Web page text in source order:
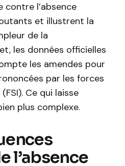
contre l’absence
et illustrent la
de la
les données officielles
les amendes pour
par les forces
Ce qui laisse
plus complexe.
l’absence